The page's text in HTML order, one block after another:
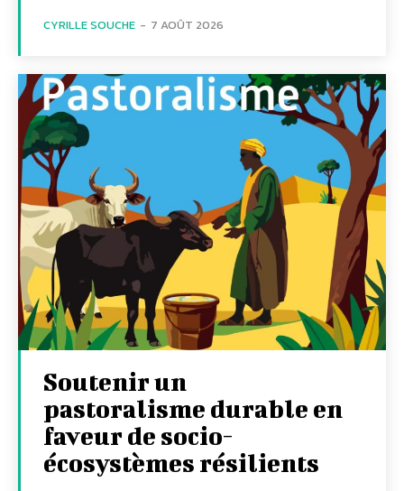
CYRILLE SOUCHE - 7 AOÛT 2026
Soutenir un
pastoralisme durable en
faveur de socio-
écosystèmes résilients